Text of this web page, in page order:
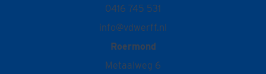
0416 745 531
info@vdwerff.nl
Roermond
Metaalweg 6